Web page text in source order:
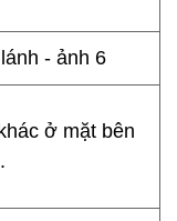
ở mặt bên